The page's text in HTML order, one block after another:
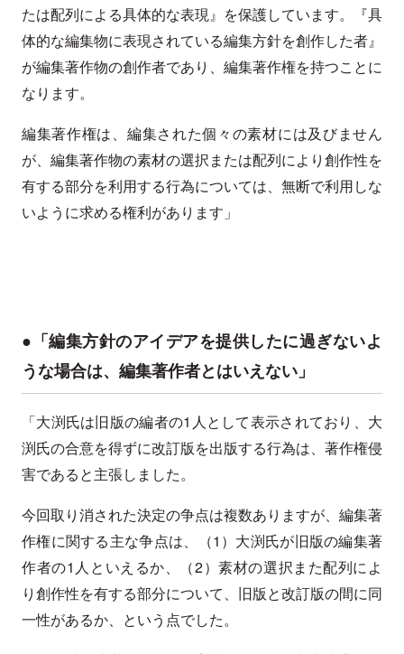
たは配列による具体的な表現』を保護しています。『具
体的な編集物に表現されている編集方針を創作した者』
が編集著作物の創作者であり、編集著作権を持つことに
なります。
編集著作権は、編集された個々の素材には及びません
が、編集著作物の素材の選択または配列により創作性を
有する部分を利用する行為については、無断で利用しな
いように求める権利があります」
●「編集方針のアイデアを提供したに過ぎないよ
うな場合は、編集著作者とはいえない」
「大渕氏は旧版の編者の1人として表示されており、大
渕氏の合意を得ずに改訂版を出版する行為は、著作権侵
害であると主張しました。
今回取り消された決定の争点は複数ありますが、編集著
作権に関する主な争点は、（1）大渕氏が旧版の編集著
作者の1人といえるか、（2）素材の選択また配列によ
り創作性を有する部分について、旧版と改訂版の間に同
一性があるか、という点でした。